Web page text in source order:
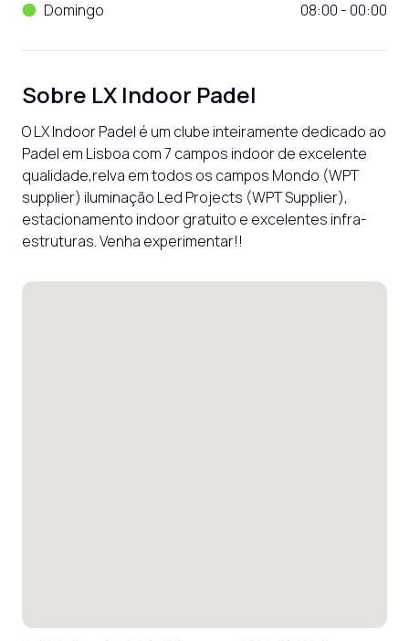
Domingo
08:00 - 00:00
Sobre LX Indoor Padel
O LX Indoor Padel é um clube inteiramente dedicado ao
Padel em Lisboa com 7 campos indoor de excelente
qualidade,relva em todos os campos Mondo (WPT
supplier) iluminação Led Projects (WPT Supplier),
estacionamento indoor gratuito e excelentes infra-
estruturas. Venha experimentar!!